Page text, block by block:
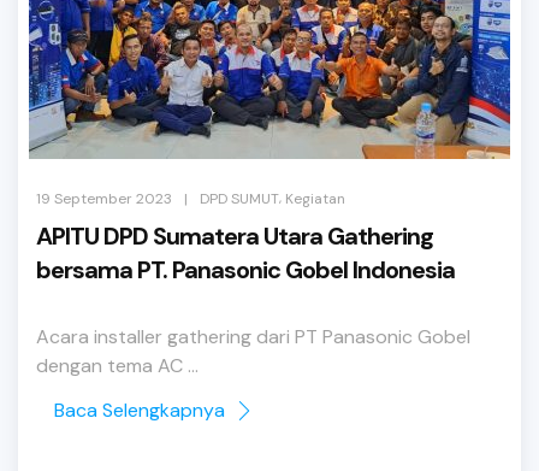
19 September 2023 | DPD SUMUT, Kegiatan
APITU DPD Sumatera Utara Gathering
bersama PT. Panasonic Gobel Indonesia
Acara installer gathering dari PT Panasonic Gobel
dengan tema AC ...
Baca Selengkapnya